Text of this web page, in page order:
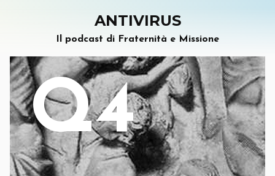
ANTIVIRUS
Il podcast di Fraternità e Missione
Q4